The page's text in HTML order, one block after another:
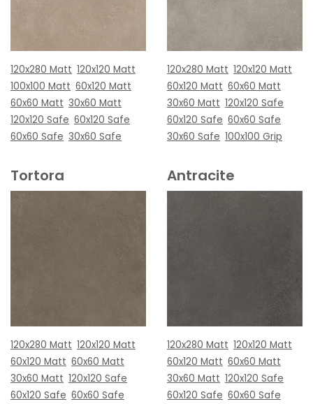
120x280 Matt 120x120 Matt
100x100 Matt 60x120 Matt
60x60 Matt 30x60 Matt
120x120 Safe 60x120 Safe
60x60 Safe 30x60 Safe
120x280 Matt 120x120 Matt
60x120 Matt 60x60 Matt
30x60 Matt 120x120 Safe
60x120 Safe 60x60 Safe
30x60 Safe 100x100 Grip
Tortora
120x280 Matt 120x120 Matt
60x120 Matt 60x60 Matt
30x60 Matt 120x120 Safe
60x120 Safe 60x60 Safe
Antracite
120x280 Matt 120x120 Matt
60x120 Matt 60x60 Matt
30x60 Matt 120x120 Safe
60x120 Safe 60x60 Safe